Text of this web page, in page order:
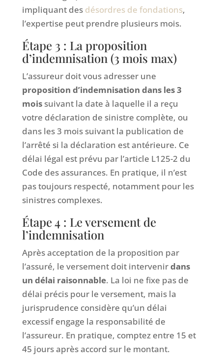
impliquant des désordres de fondations,
l’expertise peut prendre plusieurs mois.
Étape 3 : La proposition
d’indemnisation (3 mois max)
L’assureur doit vous adresser une
proposition d’indemnisation dans les 3
moissuivant la date à laquelle il a reçu
votre déclaration de sinistre complète, ou
dans les 3 mois suivant la publication de
l’arrêté si la déclaration est antérieure. Ce
délai légal est prévu par l’article L125-2 du
Code des assurances. En pratique, il n’est
pas toujours respecté, notamment pour les
sinistres complexes.
Étape 4 : Le versement de
l’indemnisation
Après acceptation de la proposition par
l’assuré, le versement doit intervenirdans
un délai raisonnable. La loi ne fixe pas de
délai précis pour le versement, mais la
jurisprudence considère qu’un délai
excessif engage la responsabilité de
l’assureur. En pratique, comptez entre 15 et
45 jours après accord sur le montant.